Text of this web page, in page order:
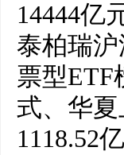
14444亿
泰柏瑞沪
票型ETF
式、华夏
1118.52